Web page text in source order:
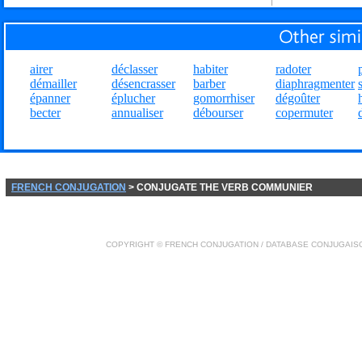
airer
démailler
épanner
becter
déclasser
désencrasser
éplucher
annualiser
habiter
barber
gomorrhiser
débourser
radoter
diaphragmenter
dégoûter
copermuter
FRENCH CONJUGATION > CONJUGATE THE VERB COMMUNIER
COPYRIGHT © FRENCH CONJUGATION / DATABASE